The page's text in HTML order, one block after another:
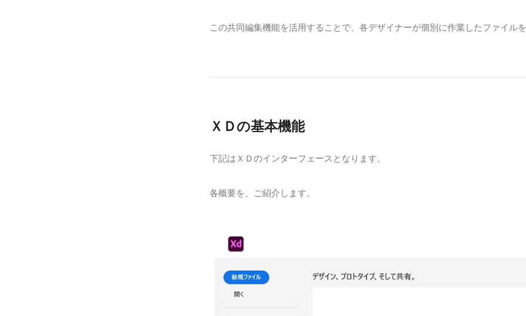
この共同編集機能を活用することで、各デザイナーが個別に作業したファイル
ＸＤの基本機能
下記はＸＤのインターフェースとなります。
各概要を、ご紹介します。